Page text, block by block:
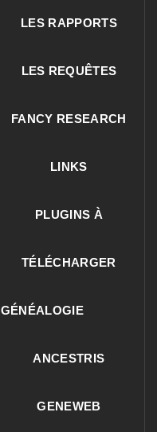
LES RAPPORTS
LES REQUÊTES
FANCY RESEARCH
LINKS
PLUGINS À
TÉLÉCHARGER
GÉNÉALOGIE
ANCESTRIS
GENEWEB